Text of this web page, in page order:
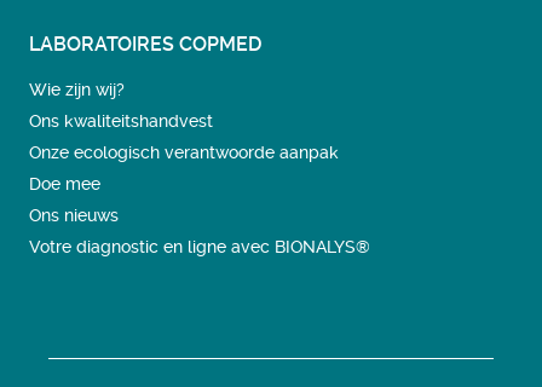
LABORATOIRES COPMED
Wie zijn wij?
Ons kwaliteitshandvest
Onze ecologisch verantwoorde aanpak
Doe mee
Ons nieuws
Votre diagnostic en ligne avec BIONALYS®